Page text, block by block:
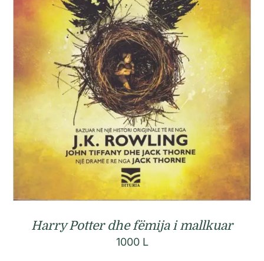
Harry Potter dhe fëmija i mallkuar
1000 L